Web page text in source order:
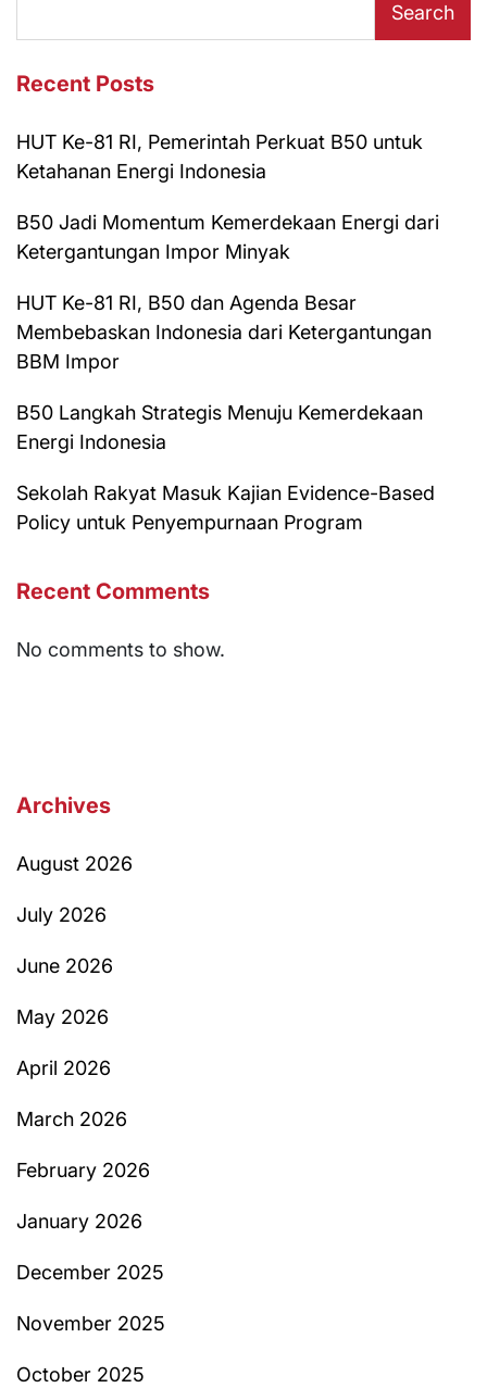
Search
Recent Posts
HUT Ke-81 RI, Pemerintah Perkuat B50 untuk
Ketahanan Energi Indonesia
B50 Jadi Momentum Kemerdekaan Energi dari
Ketergantungan Impor Minyak
HUT Ke-81 RI, B50 dan Agenda Besar
Membebaskan Indonesia dari Ketergantungan
BBM Impor
B50 Langkah Strategis Menuju Kemerdekaan
Energi Indonesia
Sekolah Rakyat Masuk Kajian Evidence-Based
Policy untuk Penyempurnaan Program
Recent Comments
No comments to show.
Archives
August 2026
July 2026
June 2026
May 2026
April 2026
March 2026
February 2026
January 2026
December 2025
November 2025
October 2025